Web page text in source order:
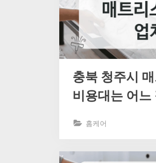
충북 청주시
비용대는 어느
홈케어